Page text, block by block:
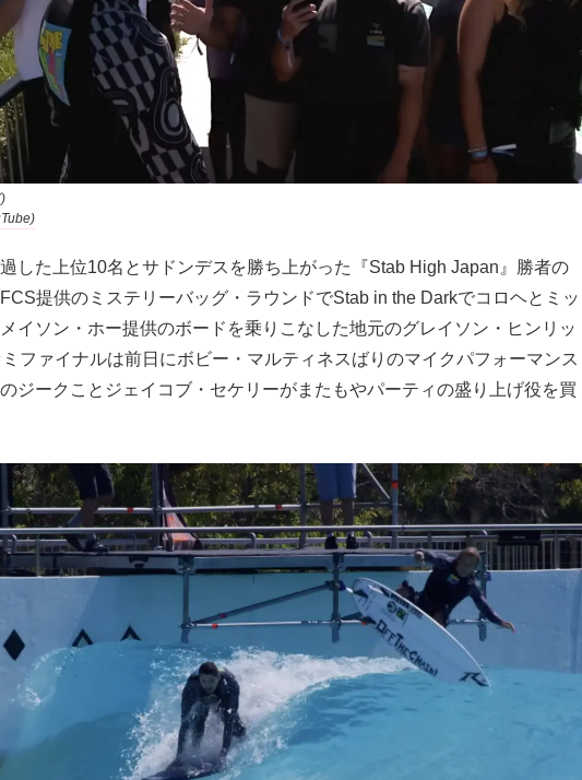
した上位10名とサドンデスを勝ち上がった『Stab High Japan』勝者の
提供のミステリーバッグ・ラウンドでStab in the Darkでコロヘとミッ
イソン・ホー提供のボードを乗りこなした地元のグレイソン・ヒンリッ
ファイナルは前日にボビー・マルティネスばりのマイクパフォーマンス
ジークことジェイコブ・セケリーがまたもやパーティの盛り上げ役を買